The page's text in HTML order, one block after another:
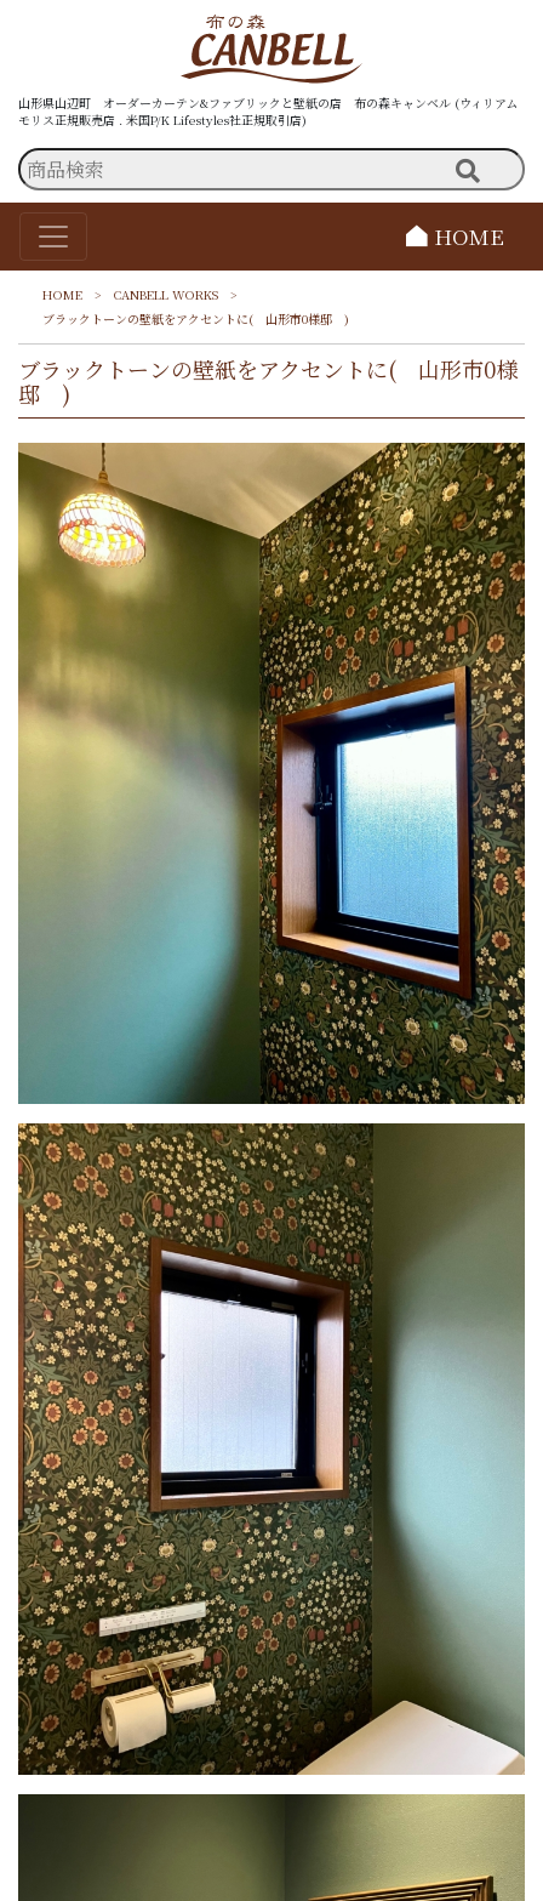
山形県山辺町 オーダーカーテン&ファブリックと壁紙の店 布の森キャンベル (ウィリアム
モリス正規販売店 . 米国P/K Lifestyles社正規取引店)
HOME
HOME > CANBELL WORKS
>
ブラックトーンの壁紙をアクセントに( 山形市0様邸 )
ブラックトーンの壁紙をアクセントに( 山形市0様
邸 )